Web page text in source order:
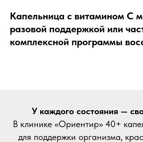
Капельница с витамином C
разовой поддержкой или
комплексной программы
У каждого состояния —
В клинике «Ориентир» 40+
для поддержки организма,